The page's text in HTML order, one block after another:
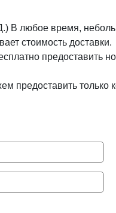
В любое время,
стоимость доставки.
предоставить
предоставить только